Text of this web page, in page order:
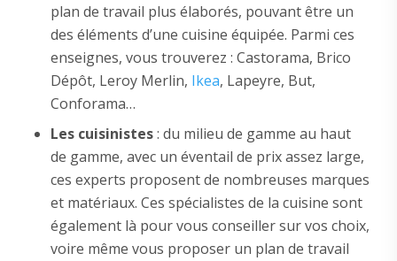
plan de travail plus élaborés, pouvant être un
des éléments d’une cuisine équipée. Parmi ces
enseignes, vous trouverez : Castorama, Brico
Dépôt, Leroy Merlin, Ikea, Lapeyre, But,
Conforama…
Les cuisinistes: du milieu de gamme au haut
de gamme, avec un éventail de prix assez large,
ces experts proposent de nombreuses marques
et matériaux. Ces spécialistes de la cuisine sont
également là pour vous conseiller sur vos choix,
voire même vous proposer un plan de travail